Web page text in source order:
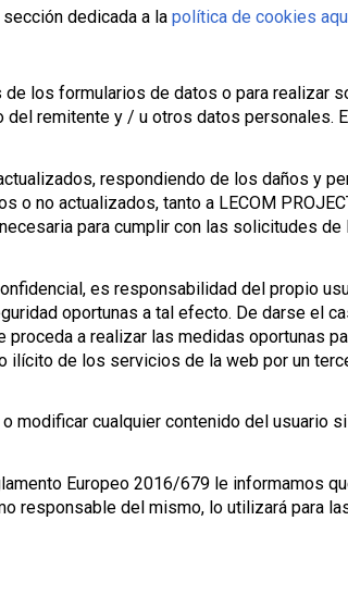
dedicada a la política de cookies
los formularios de datos o para realizar
remitente y / u otros datos
respondiendo de los daños y
no actualizados, tanto a LECOM
para cumplir con las solicitudes
es responsabilidad del propio
oportunas a tal efecto. De darse el
a realizar las medidas oportunas
de los servicios de la web por un
modificar cualquier contenido del
Europeo 2016/679 le informamos
responsable del mismo, lo utilizará para